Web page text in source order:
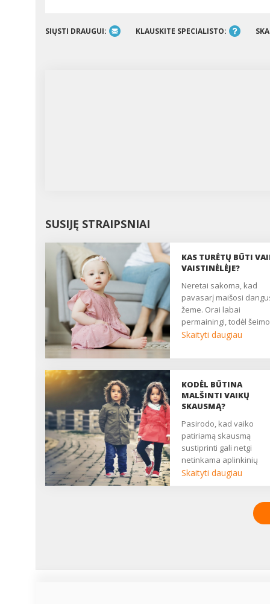
SIŲSTI DRAUGUI: KLAUSKITE SPECIALISTO:
SUSIJĘ STRAIPSNIAI
KAS TURĖTŲ BŪTI
VAISTINĖLĖJE?
Neretai sakoma, kad
pavasarį maišosi
žeme. Orai labai
permainingi, todėl
kuriose yra vaikų,
todėl namų vaistinėlėje
naudinga turėti ir kitų
priemonių. Taigi pats
atidžiau peržiūrėti namų
vaistinėlę, skirtą
kas joje turėtų būti, kad
netikėtai sunegalavus
vaikui naktį nereikėtų
važiuoti į vaistinę? ...
Skaityti daugiau
KODĖL BŪTINA
MALŠINTI VAIKŲ
SKAUSMĄ?
Pasirodo, kad vaiko
patiriamą skausmą
sustiprinti gali netgi
netinkama aplinkinių
reakcija ar
pakankamai dėmesio
Skaityti daugiau